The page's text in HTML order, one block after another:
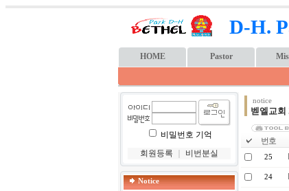
D-H.
HOME Pastor
비밀번호 기억
회원등록
비번분실
Notice
notice
벧엘교회
번호
25
24